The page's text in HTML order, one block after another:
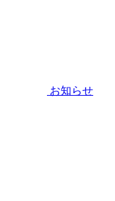
お知らせ